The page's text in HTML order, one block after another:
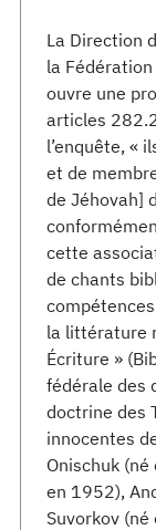
La Direction
la
ouvre une
articles
l’enquête, «
et de
de Jéhovah]
cette
de chants
la littérature
Écriture »
fédérale des
doctrine des
innocentes
Onischuk
en 1952),
Suvorkov